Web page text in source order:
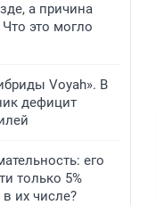
а причина
это могло
Voyah». В
дефицит
его
только 5%
их числе?